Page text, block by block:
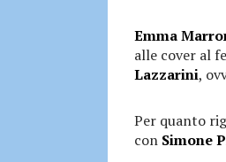
Emma
alle cover al
Lazzarini,
Per quanto
con Simone